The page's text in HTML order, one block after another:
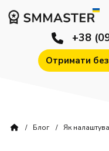
Отримати
+38
Блог Як